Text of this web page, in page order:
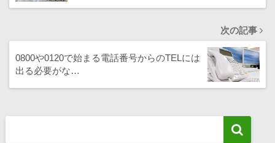
次の記事
0800や0120で始まる電話番号からのTELには
出る必要がな…